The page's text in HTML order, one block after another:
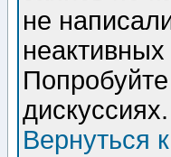
не
дискуссиях.
Вернуться